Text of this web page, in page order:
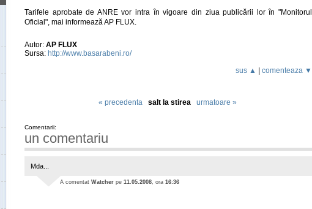
Tarifele aprobate de ANRE vor intra în vigoare din ziua publicării lor în "Monitorul
Oficial", mai informează AP FLUX.
Autor: AP FLUX
Sursa: http://www.basarabeni.ro/
sus ▲
comenteaza ▼
« precedenta salt la stirea urmatoare »
Comentarii:
un comentariu
Mda...
A comentat Watcher pe 11.05.2008, ora 16:36